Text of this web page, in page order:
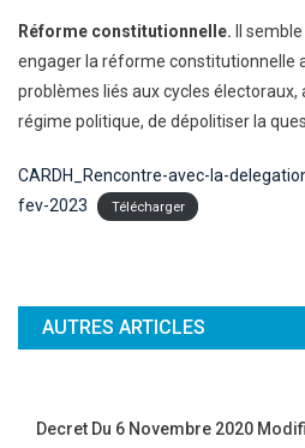
Réforme constitutionnelle. Il
engager la réforme constitutionnelle
problèmes liés aux cycles électoraux,
régime politique, de dépolitiser la
CARDH_Rencontre-avec-la-
fev-2023
Télécharger
AUTRES ARTICLES
Decret Du 6 Novembre 2020